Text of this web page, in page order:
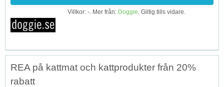
Villkor: -. Mer från: Doggie. Giltig tills vidare.
REA på kattmat och kattprodukter från 20%
rabatt